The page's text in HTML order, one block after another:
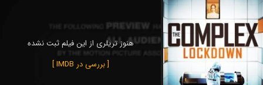
هنوز تریلری از این فیلم ثبت نشده
[ بررسی در IMDB ]